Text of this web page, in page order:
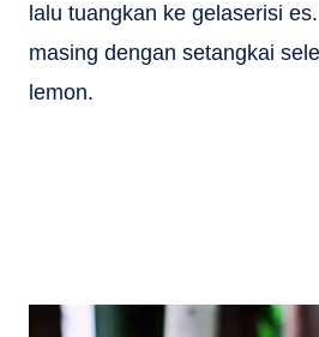
lalu tuangkan ke gelaserisi
masing dengan setangkai
lemon.